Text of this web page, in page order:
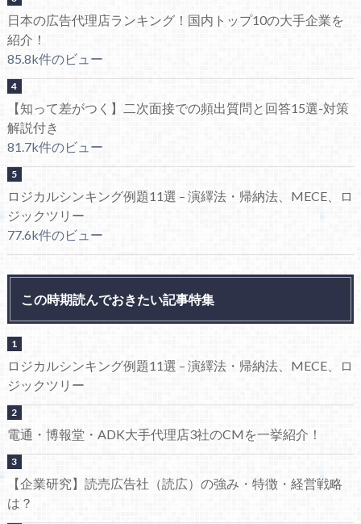
日本の広告代理店ランキング！国内トップ10の大手企業を
紹介！
85.8k件のビュー
【知って差がつく】二次面接での頻出質問と回答15選-対策
解説付き
81.7k件のビュー
ロジカルシンキング例題11選 – 演繹法・帰納法、MECE、ロ
ジックツリー
77.6k件のビュー
この時期読んでおきたい記事特集
ロジカルシンキング例題11選 – 演繹法・帰納法、MECE、ロ
ジックツリー
電通・博報堂・ADK大手代理店3社のCMを一挙紹介！
【企業研究】読売広告社（読広）の強み・特徴・経営戦略
は？